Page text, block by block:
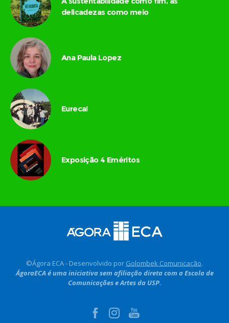
delicadezas como meio
Ana Paula Lopez
Eureca!
Exposição 4 Eméritos
©Ágora ECA - Desenvolvido por Golombek Comunicação.
ÁgoraECA é uma iniciativa sem afiliação direta com a Escola de
Comunicações e Artes da USP.